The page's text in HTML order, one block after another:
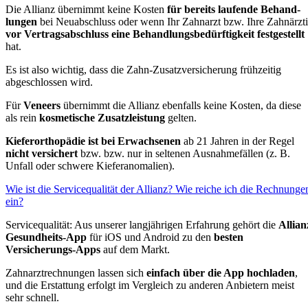
Die Allianz übernimmt keine Kosten für bereits laufende Behand­
lungen bei Neu­ab­schluss oder wenn Ihr Zahn­arzt bzw. Ihre
vor Vertragsabschluss eine Behand­lungsbedürftig­keit fest­gestellt
hat.
Es ist also wichtig, dass die Zahn-Zusatzversicherung frühzeitig
abgeschlossen wird.
FürVeneers übernimmt die Allianz ebenfalls keine Kosten, da diese
als rein kosmetische Zusatz­leistung gelten.
Kiefer­ortho­pädie ist bei Erwachsenen ab 21 Jahren in der Regel
nicht versichert bzw. bzw. nur in seltenen Ausnahme­fällen (z. B.
Unfall oder schwere Kieferanomalien).
Wie ist die Servicequalität der Allianz? Wie reiche ich die
ein?
Servicequalität: Aus unserer langjährigen Erfahrung gehört die
Gesundheits-App für iOS und Android zu den besten
Versicherungs-Apps auf dem Markt.
Zahnarztrechnungen lassen sich einfach über die App hochladen,
und die Erstattung erfolgt im Vergleich zu anderen Anbietern meist
sehr schnell.